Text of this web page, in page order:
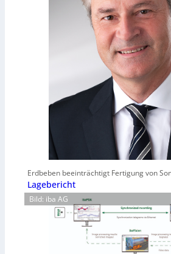
Erdbeben beeinträchtigt Fertigung von
Lagebericht
Bild: iba AG